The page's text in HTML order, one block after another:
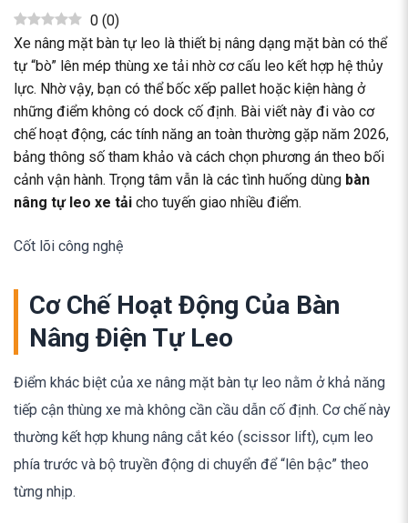
0 (0)
Xe nâng mặt bàn tự leo là thiết bị nâng dạng mặt bàn có thể
tự “bò” lên mép thùng xe tải nhờ cơ cấu leo kết hợp hệ thủy
lực. Nhờ vậy, bạn có thể bốc xếp pallet hoặc kiện hàng ở
những điểm không có dock cố định. Bài viết này đi vào cơ
chế hoạt động, các tính năng an toàn thường gặp năm 2026,
bảng thông số tham khảo và cách chọn phương án theo bối
cảnh vận hành. Trọng tâm vẫn là các tình huống dùng bàn
nâng tự leo xe tải cho tuyến giao nhiều điểm.
Cốt lõi công nghệ
Cơ Chế Hoạt Động Của Bàn
Nâng Điện Tự Leo
Điểm khác biệt của xe nâng mặt bàn tự leo nằm ở khả năng
tiếp cận thùng xe mà không cần cầu dẫn cố định. Cơ chế này
thường kết hợp khung nâng cắt kéo (scissor lift), cụm leo
phía trước và bộ truyền động di chuyển để “lên bậc” theo
từng nhịp.